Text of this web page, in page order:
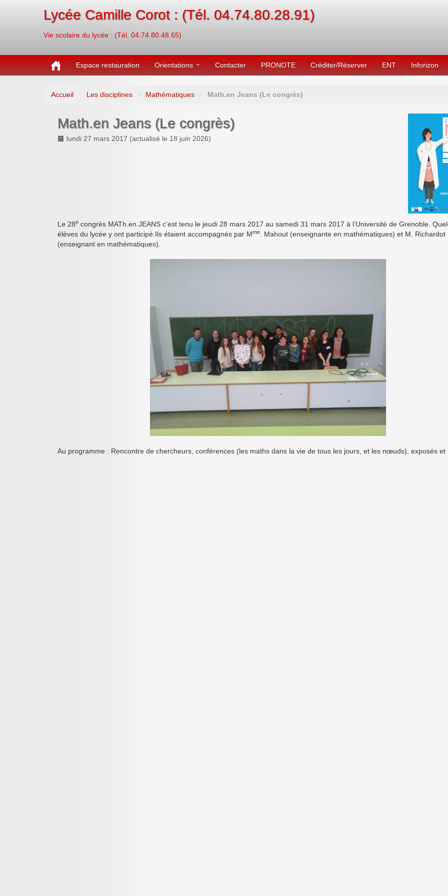
Lycée Camille Corot : (Tél. 04.74.80.28.91)
Vie scolaire du lycée : (Tél. 04.74.80.48.65)
Espace restauration Orientations Contacter PRONOTE Créditer/Réserver ENT Inforizon
Accueil > Les disciplines > Mathématiques > Math.en Jeans (Le congrès)
Math.en Jeans (Le congrès)
lundi 27 mars 2017 (actualisé le 18 juin 2026)
Le 28e congrès MATh.en.JEANS c’est tenu le jeudi 28 mars 2017 au samedi 31 mars 2017 à l’Université de Grenoble.
élèves du lycée y ont participé.Ils étaient accompagnés par Mme. Mahout (enseignante en mathématiques) et M. Richardot
(enseignant en mathématiques).
Au programme : Rencontre de chercheurs, conférences (les maths dans la vie de tous les jours, et les nœuds), exposés et